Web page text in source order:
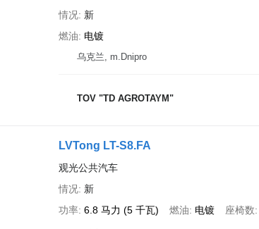
情况 新
燃油
电镀
乌克兰, m.Dnipro
TOV "TD AGROTAYM"
LVTong LT-S8.FA
观光公共汽车
情况 新
功率 6.8 马力 (5 千瓦) 燃油 电镀 座椅数